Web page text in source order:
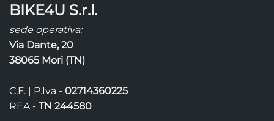
BIKE4U S.r.l.
sede operativa:
Via Dante, 20
38065 Mori (TN)
C.F. | P.Iva - 02714360225
REA - TN 244580